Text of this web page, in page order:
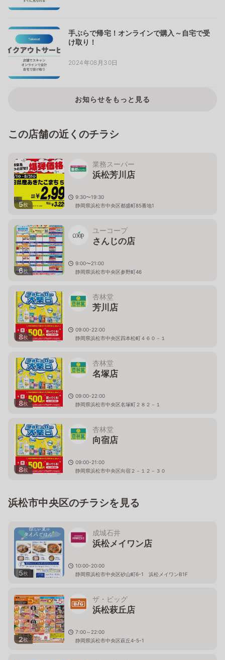
手ぶらで帰宅！オンラインで購入～自宅で受
け取り！
2024年08月30日
お知らせをもっと見る
この店舗の近くのチラシ
5枚
業務スーパー
浜松芳川店
9:30〜19:30
静岡県浜松市中央区都盛町85番地1
6枚
ユーコープ
さんじの店
9:00〜21:00
静岡県浜松市中央区参野町46
8枚
杏林堂
芳川店
09:00-22:00
静岡県浜松市中央区四本松町４６０－１
8枚
杏林堂
名塚店
09:00-22:00
静岡県浜松市中央区名塚町２８２－１
8枚
杏林堂
向宿店
09:00-21:00
静岡県浜松市中央区向宿２－１２－３０
浜松市中央区のチラシを見る
5枚
成城石井
浜松メイワン店
10:00-20:00
静岡県浜松市中央区砂山町6-1 浜松メイワンB1F
2枚
ザ・ビッグ
浜松萩丘店
7:00～22:00
静岡県浜松市中央区萩丘4-5-1